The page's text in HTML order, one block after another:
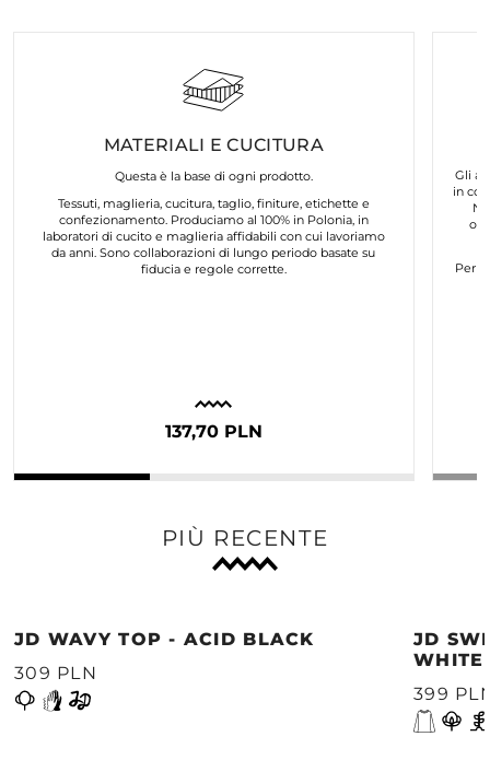
MATERIALI E CUCITURA
Questa è la base di ogni prodotto.
Tessuti, maglieria, cucitura, taglio, finiture, etichette e
confezionamento. Produciamo al 100% in Polonia, in
laboratori di cucito e maglieria affidabili con cui lavoriamo
da anni. Sono collaborazioni di lungo periodo basate su
fiducia e regole corrette.
137,70 PLN
Gli
in
Per
PIÙ RECENTE
JD WAVY TOP - ACID BLACK
309 PLN
JD
WHITE
399